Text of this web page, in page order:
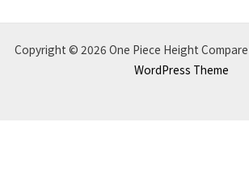
Copyright © 2026 One Piece Height
WordPress Theme